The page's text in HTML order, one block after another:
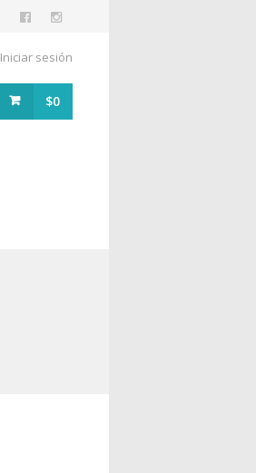
Iniciar sesión
$0